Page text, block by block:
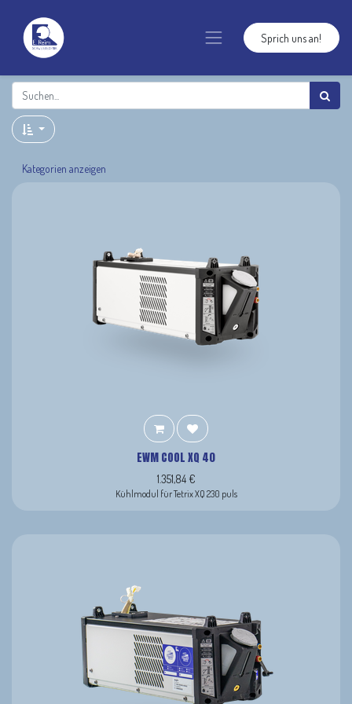
Sprich uns an!
Kategorien anzeigen
EWM COOL XQ 40
1.351,84€
Kühlmodul für Tetrix XQ 230 puls